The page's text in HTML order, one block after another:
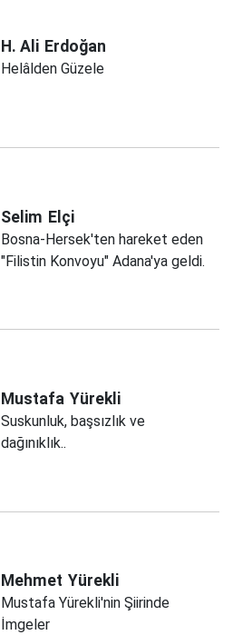
H. Ali Erdoğan
Helâlden Güzele
Selim Elçi
Bosna-Hersek'ten hareket eden
"Filistin Konvoyu" Adana'ya geldi.
Mustafa Yürekli
Suskunluk, başsızlık ve
dağınıklık..
Mehmet Yürekli
Mustafa Yürekli'nin Şiirinde
İmgeler